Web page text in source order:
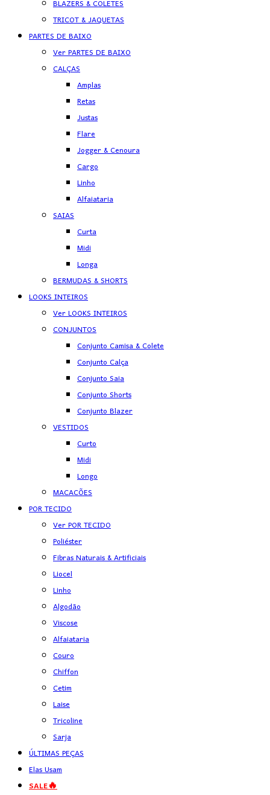
BLAZERS & COLETES
TRICOT & JAQUETAS
PARTES DE BAIXO
Ver PARTES DE BAIXO
CALÇAS
Amplas
Retas
Justas
Flare
Jogger & Cenoura
Cargo
Linho
Alfaiataria
SAIAS
Curta
Midi
Longa
BERMUDAS & SHORTS
LOOKS INTEIROS
Ver LOOKS INTEIROS
CONJUNTOS
Conjunto Camisa & Colete
Conjunto Calça
Conjunto Saia
Conjunto Shorts
Conjunto Blazer
VESTIDOS
Curto
Midi
Longo
MACACÕES
POR TECIDO
Ver POR TECIDO
Poliéster
Fibras Naturais & Artificiais
Liocel
Linho
Algodão
Viscose
Alfaiataria
Couro
Chiffon
Cetim
Laise
Tricoline
Sarja
ÚLTIMAS PEÇAS
Elas Usam
SALE🔥